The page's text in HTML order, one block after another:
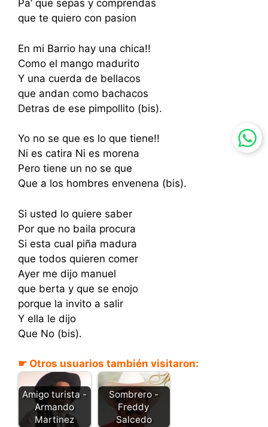
Pa’ que sepas y comprendas
que te quiero con pasion
En mi Barrio hay una chica!!
Como el mango madurito
Y una cuerda de bellacos
que andan como bachacos
Detras de ese pimpollito (bis).
Yo no se que es lo que tiene!!
Ni es catira Ni es morena
Pero tiene un no se que
Que a los hombres envenena (bis).
Si usted lo quiere saber
Por que no baila procura
Si esta cual piña madura
que todos quieren comer
Ayer me dijo manuel
que berta y que se enojo
porque la invito a salir
Y ella le dijo
Que No (bis).
☛ Otros usuarios también visitaron:
Amigo turista -
Armando
Martinez
Sombrero -
Freddy
Salcedo